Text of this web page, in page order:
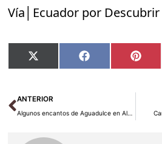
Vía│Ecuador por Descubrir
Compartir
en
X
(Twitter)
Compartir
en
Facebook
en
Ant
ANTERIOR
Algunos encantos de Aguadulce en Almería